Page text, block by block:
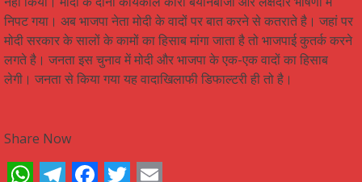
निपट गया। अब भाजपा नेता मोदी के वादों पर बात करने से कतराते है। जहां पर
मोदी सरकार के सालों के कामों का हिसाब मांगा जाता है तो भाजपाई कुतर्क करने
लगते है। जनता इस चुनाव में मोदी और भाजपा के एक-एक वादों का हिसाब
लेगी। जनता से किया गया यह वादाखिलाफी डिफाल्टरी ही तो है।
Share Now